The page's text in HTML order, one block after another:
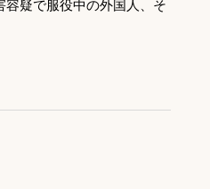
疑で服役中の外国人、そ